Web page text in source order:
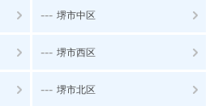
--- 堺市中区
--- 堺市西区
--- 堺市北区